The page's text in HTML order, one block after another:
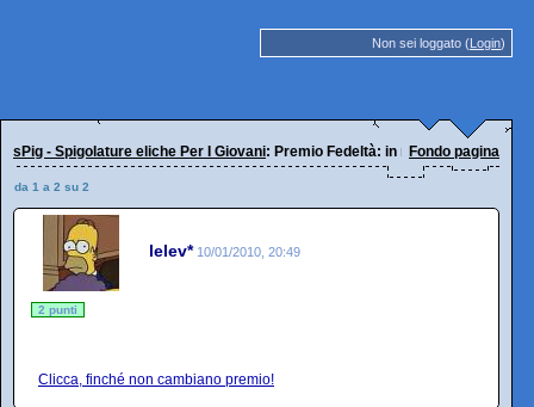
Non sei loggato (Login)
sPig - Spigolature eliche Per I Giovani: Premio Fedeltà: in regalo Bellimbusti
Fondo pagina
da 1 a 2 su 2
lelev* 10/01/2010, 20:49
2 punti
Clicca, finché non cambiano premio!